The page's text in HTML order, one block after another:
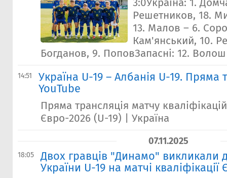
3:0Україна: 1.
Решетников, 18.
13. Малов – 6.
Кам'янський, 10.
Богданов, 9. ПоповЗапасні: 12.
14:51
Україна U-19 – Албанія U-19. Пряма
YouTube
Пряма трансляція матчу
Євро-2026 (U-19) | Україна
07.11.2025
18:05
Двох гравців "Динамо" викликали
України U-19 на матчі